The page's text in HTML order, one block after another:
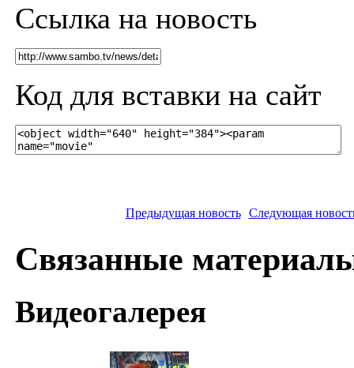
Ссылка на новость
Код для вставки на сайт
Предыдущая новость Следующая
Связанные
Видеогалерея